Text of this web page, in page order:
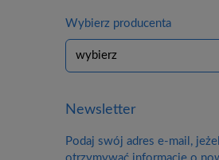
Wybierz producenta
Newsletter
Podaj swój adres e-mail,
otrzymywać informacje o